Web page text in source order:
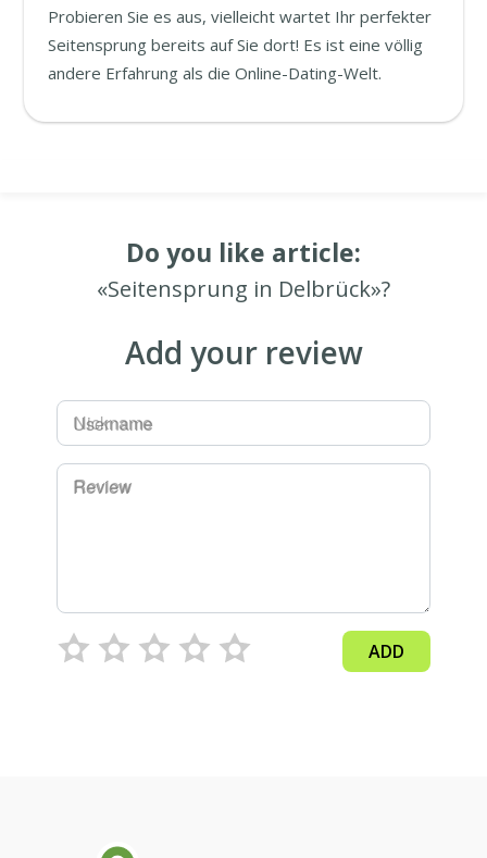
Probieren Sie es aus, vielleicht wartet Ihr perfekter
Seitensprung bereits auf Sie dort! Es ist eine völlig
andere Erfahrung als die Online-Dating-Welt.
Do you like article:
«Seitensprung in Delbrück»?
Add your review
Username
Review
ADD